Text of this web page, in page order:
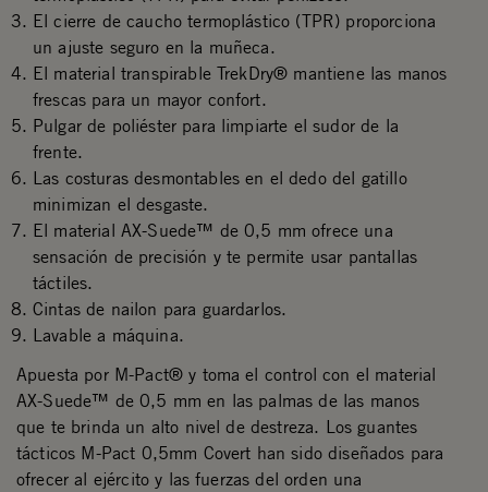
El cierre de caucho termoplástico (TPR) proporciona
un ajuste seguro en la muñeca.
El material transpirable TrekDry® mantiene las manos
frescas para un mayor confort.
Pulgar de poliéster para limpiarte el sudor de la
frente.
Las costuras desmontables en el dedo del gatillo
minimizan el desgaste.
El material AX-Suede™ de 0,5 mm ofrece una
sensación de precisión y te permite usar pantallas
táctiles.
Cintas de nailon para guardarlos.
Lavable a máquina.
Apuesta por M-Pact® y toma el control con el material
AX-Suede™ de 0,5 mm en las palmas de las manos
que te brinda un alto nivel de destreza. Los guantes
tácticos M-Pact 0,5mm Covert han sido diseñados para
ofrecer al ejército y las fuerzas del orden una